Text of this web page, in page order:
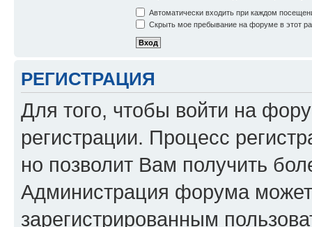
Автоматически входить при каждом
Скрыть мое пребывание на форуме в этот
РЕГИСТРАЦИЯ
Для того, чтобы войти на
регистрации. Процесс
но позволит Вам получить
Администрация форума может
зарегистрированным